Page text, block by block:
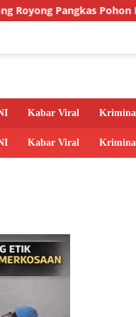
Pohon Demi
Kabar Viral
Kabar Viral